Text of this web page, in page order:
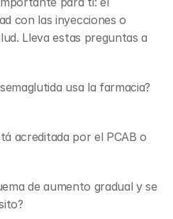
con las inyecciones o
Lleva estas preguntas a
semaglutida usa la farmacia?
está acreditada por el PCAB o
de aumento gradual y se